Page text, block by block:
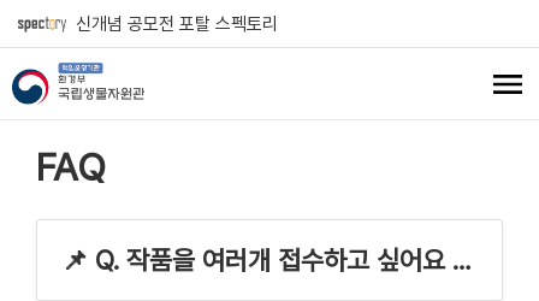
신개념 공모전 포탈 스펙토리
FAQ
📌 Q. 작품을 여러개 접수하고 싶어요 또는 예전에 작품을 접수했는데 다시 접수하고 싶어요.